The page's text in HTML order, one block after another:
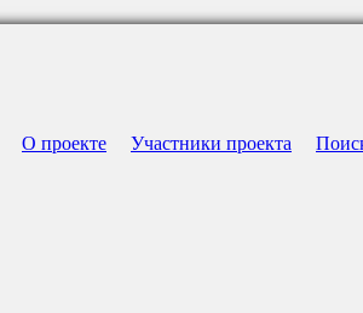
О проекте Участники проекта